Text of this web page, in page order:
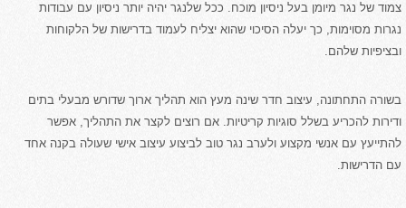
צמוד של נגר מיומן בעל ניסיון מוכח. ככל שלנגר יהיה יותר ניסיון עם עבודות
נגרות מסוימות, כך יעלה הסיכוי שהוא יצליח לעמוד בדרישות של הלקוחות
ובציפיות שלהם.
בשורה התחתונה, עיצוב חדר שינה מעץ הוא תהליך ארוך שדורש מבעלי בתים
ודירות להכריע בשלל סוגיות קריטיות. אם רוצים לקצר את התהליך, אפשר
להתייעץ עם אנשי מקצוע ולערב נגר טוב לביצוע עיצוב אישי שעולה בקנה אחד
עם הדרישות.